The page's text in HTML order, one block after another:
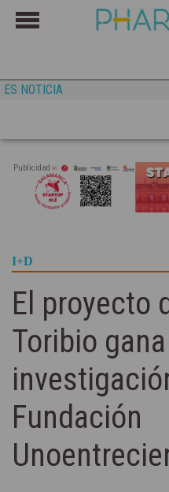
ES NOTICIA
Publicidad
I+D
El proyecto
Toribio
Fundación